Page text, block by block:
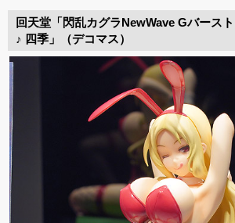
回天堂「閃乱カグラNewWave Gバース
♪ 四季」（デコマス）